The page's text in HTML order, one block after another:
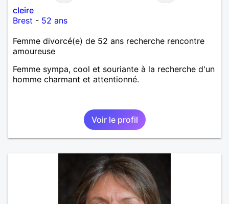
cleire
Brest - 52 ans
Femme divorcé(e) de 52 ans recherche rencontre
amoureuse
Femme sympa, cool et souriante à la recherche d'un
homme charmant et attentionné.
Voir le profil